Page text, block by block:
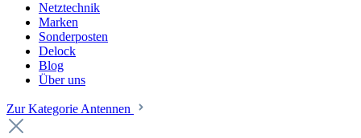
Netztechnik
Marken
Sonderposten
Delock
Blog
Über uns
Zur Kategorie Antennen